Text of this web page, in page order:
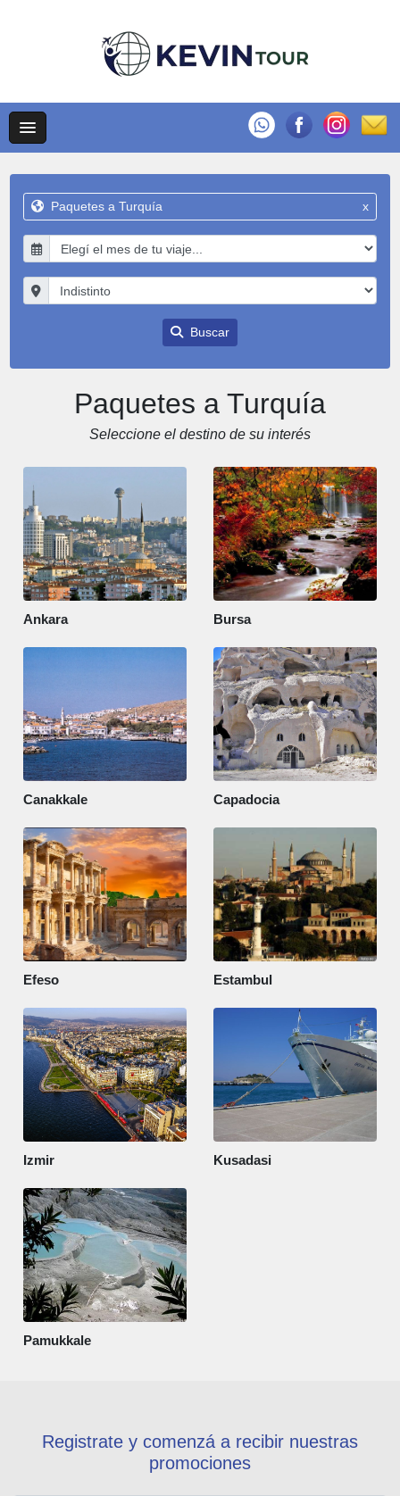
Paquetes a Turquía x
Buscar
Paquetes a Turquía
Seleccione el destino de su interés
Ankara Bursa
Canakkale Capadocia
Efeso Estambul
Izmir Kusadasi
Pamukkale
Registrate y comenzá a recibir nuestras
promociones